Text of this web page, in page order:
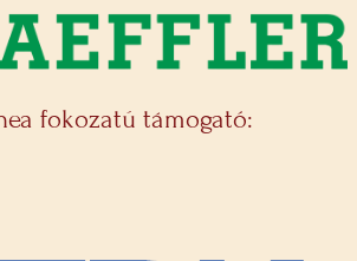
fokozatú támogató: